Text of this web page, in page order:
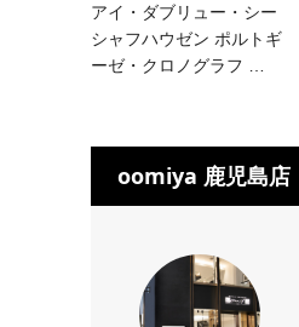
アイ・ダブリュー・シー
シャフハウゼン ポルトギ
ーゼ・クロノグラフ
oomiya 鹿児島店